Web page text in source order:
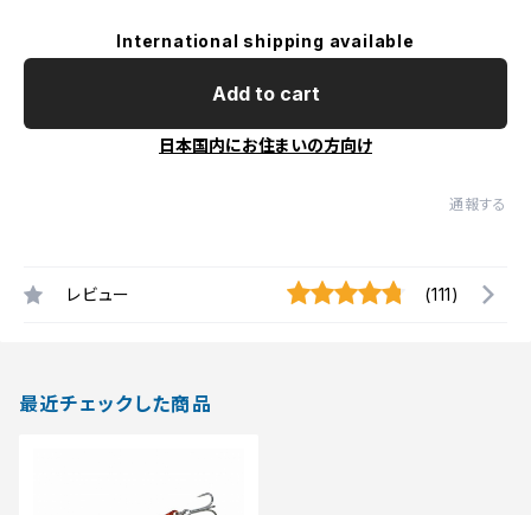
International shipping available
Add to cart
日本国内にお住まいの方向け
通報する
レビュー (111)
最近チェックした商品